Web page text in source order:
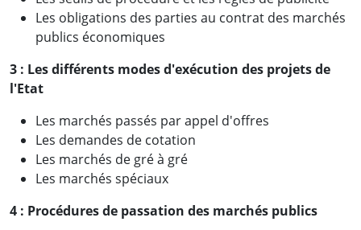
Les obligations des parties au contrat des marchés
publics économiques
3 : Les différents modes d'exécution des projets de
l'Etat
Les marchés passés par appel d'offres
Les demandes de cotation
Les marchés de gré à gré
Les marchés spéciaux
4 : Procédures de passation des marchés publics